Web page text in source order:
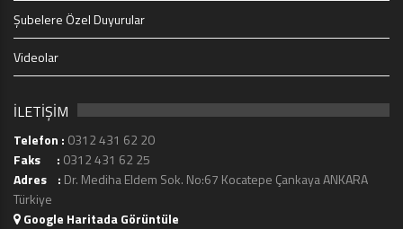
Şubelere Özel Duyurular
Videolar
İLETİŞİM
Telefon : 0312 431 62 20
Faks : 0312 431 62 25
Adres : Dr. Mediha Eldem Sok. No:67 Kocatepe Çankaya ANKARA
Türkiye
Google Haritada Görüntüle